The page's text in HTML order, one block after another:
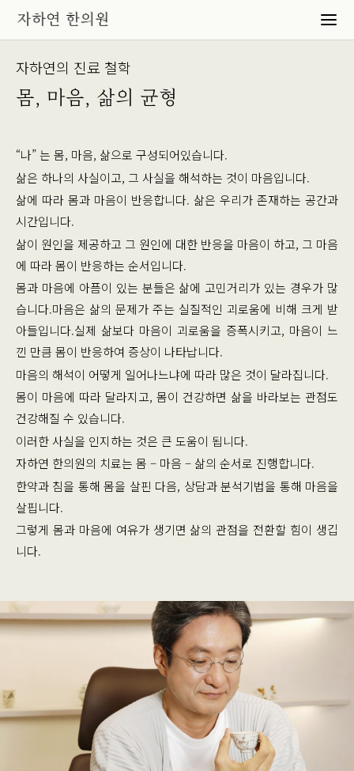
자하연의 진료 철학
몸, 마음, 삶의 균형
“나” 는 몸, 마음, 삶으로 구성되어있습니다.
삶은 하나의 사실이고, 그 사실을 해석하는 것이 마음입니다.
삶에 따라 몸과 마음이 반응합니다. 삶은 우리가 존재하는 공간과
시간입니다.
삶이 원인을 제공하고 그 원인에 대한 반응을 마음이 하고, 그 마음
에 따라 몸이 반응하는 순서입니다.
몸과 마음에 아픔이 있는 분들은 삶에 고민거리가 있는 경우가 많
습니다.마음은 삶의 문제가 주는 실질적인 괴로움에 비해 크게 받
아들입니다.실제 삶보다 마음이 괴로움을 증폭시키고, 마음이 느
낀 만큼 몸이 반응하여 증상이 나타납니다.
마음의 해석이 어떻게 일어나느냐에 따라 많은 것이 달라집니다.
몸이 마음에 따라 달라지고, 몸이 건강하면 삶을 바라보는 관점도
건강해질 수 있습니다.
이러한 사실을 인지하는 것은 큰 도움이 됩니다.
자하연 한의원의 치료는 몸 – 마음 – 삶의 순서로 진행합니다.
한약과 침을 통해 몸을 살핀 다음, 상담과 분석기법을 통해 마음을
살핍니다.
그렇게 몸과 마음에 여유가 생기면 삶의 관점을 전환할 힘이 생깁
니다.